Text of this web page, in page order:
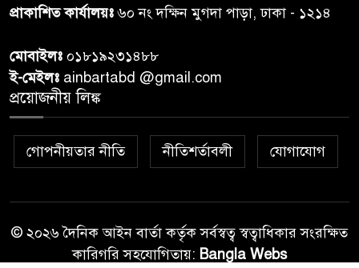
বান্দরবানে বন্যায় ক্ষতিগ্রস্তদের
দক্ষিণ চট্টগ্রামের এক অসহায় ও
ডোনার্স ক্লাব” এবং “হাসিমুখ পরিবার”
৮
আইনানুগ ব্যবস্থা: তথ্য উপদেষ্টা
৯
জবিতে ছাত্রদল-শিবির সংঘর্ষ, ভিপি-
প্রাকাশিত কার্যালয়ঃ৬০ নং দক্ষিন মুগদা পাড়া, ঢাকা - ১২১৪
মোবাইলঃ ০১৮১৯২৩১৪৮৮
ই-মেইলঃ ainbartabd @gmail.com
প্রয়োজনীয় লিঙ্ক
গোপনীয়তার নীতি নীতিশর্তাবলী যোগাযোগ
© ২০২৬ দৈনিক আইন বার্তা কর্তৃক সর্বস্বত্ব স্বত্বাধিকার সংরক্ষিত
কারিগরি সহযোগিতায়: Bangla Webs